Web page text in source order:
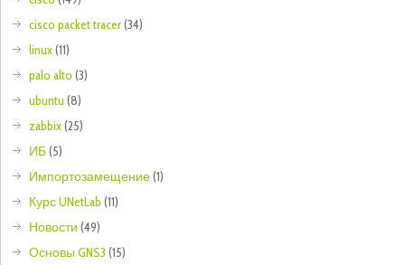
cisco packet tracer(34)
linux(11)
palo alto (3)
ubuntu (8)
zabbix(25)
ИБ(5)
Импортозамещение(1)
Курс UNetLab (11)
Новости (49)
Основы GNS3 (15)